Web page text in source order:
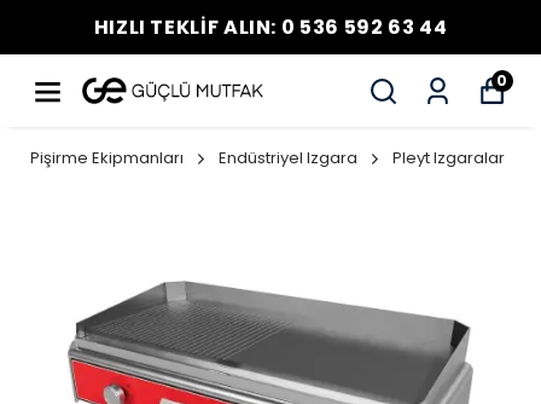
HIZLI TEKLİF ALIN: 0 536 592 63 44
0
Pişirme Ekipmanları Endüstriyel Izgara Pleyt Izgaralar